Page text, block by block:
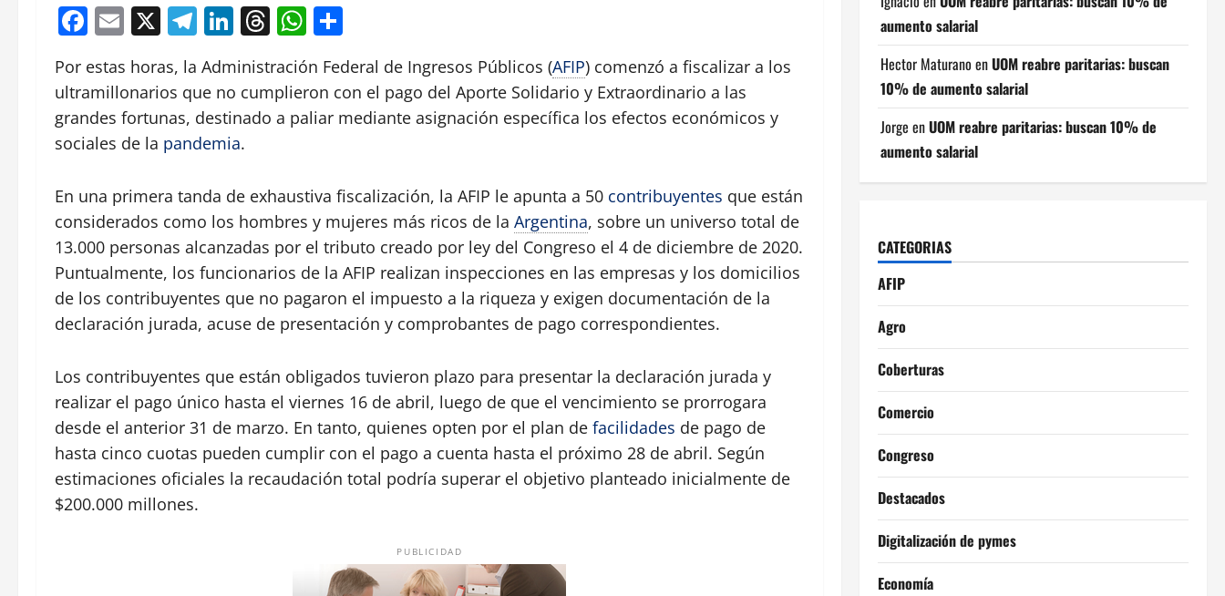
Facebook
Email
X Telegram
LinkedIn
Threads
WhatsApp
Por estas horas, la Administración Federal de Ingresos Públicos (AFIP) comenzó a fiscalizar a los
ultramillonarios que no cumplieron con el pago del Aporte Solidario y Extraordinario a las
grandes fortunas, destinado a paliar mediante asignación específica los efectos económicos y
sociales de la pandemia.
En una primera tanda de exhaustiva fiscalización, la AFIP le apunta a 50 contribuyentes que están
considerados como los hombres y mujeres más ricos de la Argentina, sobre un universo total de
13.000 personas alcanzadas por el tributo creado por ley del Congreso el 4 de diciembre de 2020.
Puntualmente, los funcionarios de la AFIP realizan inspecciones en las empresas y los domicilios
de los contribuyentes que no pagaron el impuesto a la riqueza y exigen documentación de la
declaración jurada, acuse de presentación y comprobantes de pago correspondientes.
Los contribuyentes que están obligados tuvieron plazo para presentar la declaración jurada y
realizar el pago único hasta el viernes 16 de abril, luego de que el vencimiento se prorrogara
desde el anterior 31 de marzo. En tanto, quienes opten por el plan de facilidades de pago de
hasta cinco cuotas pueden cumplir con el pago a cuenta hasta el próximo 28 de abril. Según
estimaciones oficiales la recaudación total podría superar el objetivo planteado inicialmente de
$200.000 millones.
PUBLICIDAD
aumento salarial
Hector Maturano enUOM reabre paritarias: buscan
10% de aumento salarial
Jorge enUOM reabre paritarias: buscan 10% de
aumento salarial
CATEGORIAS
AFIP
Agro
Coberturas
Comercio
Congreso
Destacados
Digitalización de pymes
Economía